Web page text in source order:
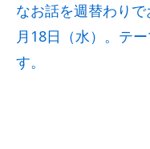
なお話を週替わり
月18日（水）。テ
す。